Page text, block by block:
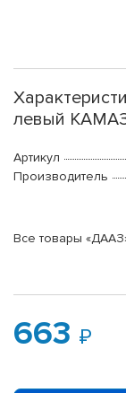
левый
Артикул
Производитель
Все товары
663